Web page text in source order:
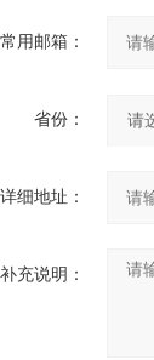
常用邮箱：
省份：
详细地址：
补充说明：